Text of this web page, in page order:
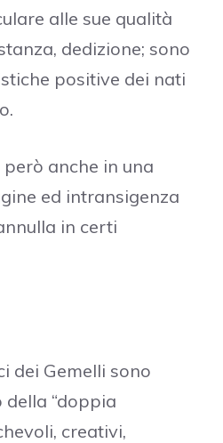
alle sue qualità
dedizione; sono
positive dei nati
anche in una
ed intransigenza
in certi
dei Gemelli sono
della “doppia
creativi,